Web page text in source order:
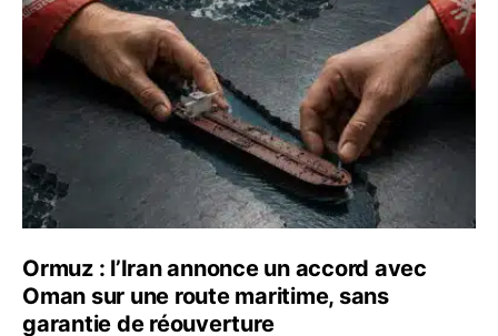
Ormuz : l’Iran annonce un accord avec
Oman sur une route maritime, sans
garantie de réouverture